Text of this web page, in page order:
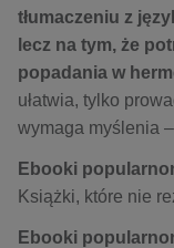
inne
popularno-
historia
religie
tłumaczeniu z
lecz na tym, że
popadania w
ułatwia, tylko
wymaga myślenia
Ebooki
Książki, które nie
Ebooki